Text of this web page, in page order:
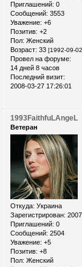
Приглашений: 0
Сообщений: 3553
Уважение: +6
Позитив: +2
Пол: Женский
Возраст: 33 [1992-09-
Провел на форуме:
14 дней 8 часов
Последний визит:
2008-03-27 17:26:01
1993FaithfuLAngeL
Ветеран
Откуда: Украина
Зарегистрирован:
Приглашений: 0
Сообщений: 2504
Уважение: +5
Позитив: +8
Пол: Женский